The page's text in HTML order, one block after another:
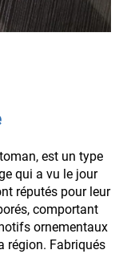
est un type
qui a vu le jour
réputés pour leur
comportant
ornementaux
région. Fabriqués